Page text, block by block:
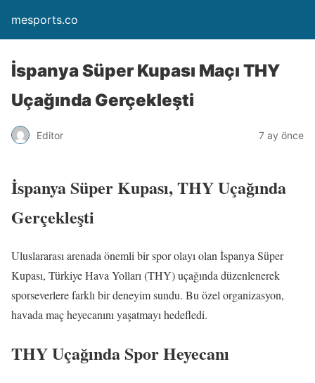
mesports.co
İspanya Süper Kupası Maçı THY
Uçağında Gerçekleşti
Editor 7 ay önce
İspanya Süper Kupası, THY Uçağında
Gerçekleşti
Uluslararası arenada önemli bir spor olayı olan İspanya Süper
Kupası, Türkiye Hava Yolları (THY) uçağında düzenlenerek
sporseverlere farklı bir deneyim sundu. Bu özel organizasyon,
havada maç heyecanını yaşatmayı hedefledi.
THY Uçağında Spor Heyecanı